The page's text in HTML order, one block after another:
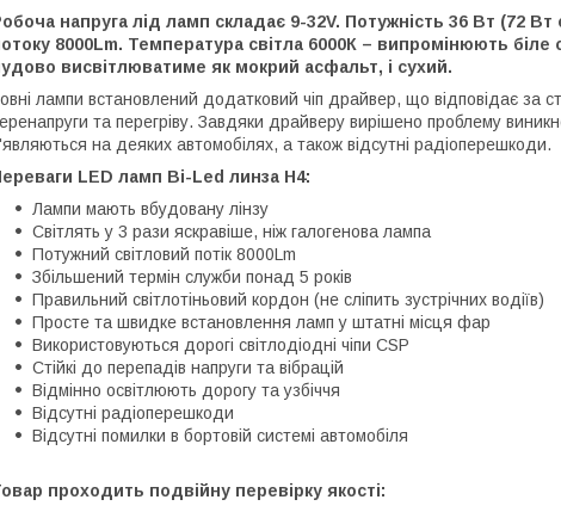
напруга лід ламп складає 9-32V. Потужність 36 Вт (72 Вт
8000Lm. Температура світла 6000К – випромінюють біле
висвітлюватиме як мокрий асфальт, і сухий.
лампи встановлений додатковий чіп драйвер, що відповідає за
та перегріву. Завдяки драйверу вирішено проблему
на деяких автомобілях, а також відсутні радіоперешкоди.
LED ламп Bi-Led линза H4:
Лампи мають вбудовану лінзу
Світлять у 3 рази яскравіше, ніж галогенова лампа
Потужний світловий потік 8000Lm
Збільшений термін служби понад 5 років
Правильний світлотіньовий кордон (не сліпить зустрічних водіїв)
Просте та швидке встановлення ламп у штатні місця фар
Використовуються дорогі світлодіодні чіпи CSP
Стійкі до перепадів напруги та вібрацій
Відмінно освітлюють дорогу та узбіччя
Відсутні радіоперешкоди
Відсутні помилки в бортовій системі автомобіля
проходить подвійну перевірку якості: